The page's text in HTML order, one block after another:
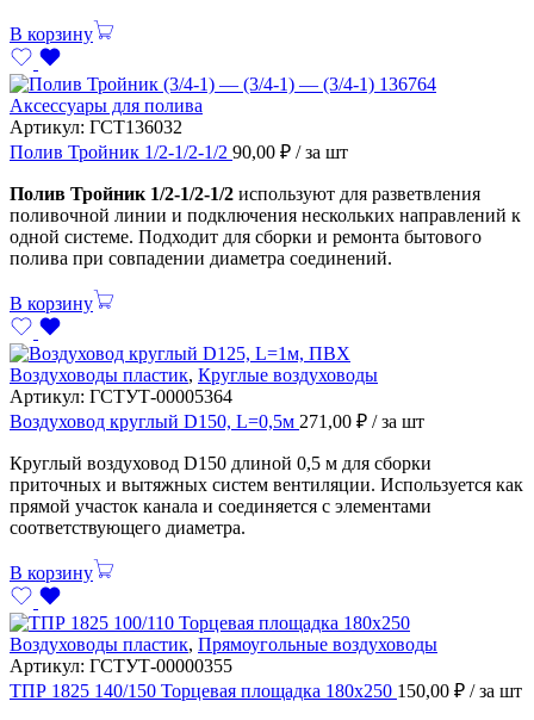
В корзину
Аксессуары для полива
Артикул: ГСТ136032
Полив Тройник 1/2-1/2-1/2 90,00 ₽ / за шт
Полив Тройник 1/2-1/2-1/2 используют для разветвления
поливочной линии и подключения нескольких направлений к
одной системе. Подходит для сборки и ремонта бытового
полива при совпадении диаметра соединений.
В корзину
Воздуховоды пластик, Круглые воздуховоды
Артикул: ГСТУТ-00005364
Воздуховод круглый D150, L=0,5м 271,00 ₽ / за шт
Круглый воздуховод D150 длиной 0,5 м для сборки
приточных и вытяжных систем вентиляции. Используется как
прямой участок канала и соединяется с элементами
соответствующего диаметра.
В корзину
Воздуховоды пластик, Прямоугольные воздуховоды
Артикул: ГСТУТ-00000355
ТПР 1825 140/150 Торцевая площадка 180х250 150,00 ₽ / за шт